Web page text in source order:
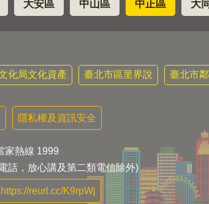
大安區 中山區 中正區 大
化局文化資產 臺北市區里界說 臺北市
隱私權及資訊安全
家熱線 1999
話，放心講及第二類電信除外)
https://reurl.cc/K9rpWj